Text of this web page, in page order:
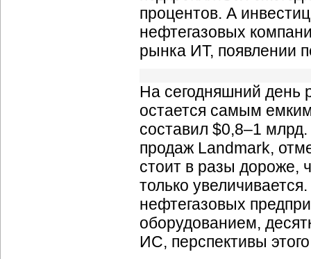
процентов. А
нефтегазовых
рынка ИТ, появлении
На сегодняшний день
остается самым
составил $0,8–1
продаж Landmark,
стоит в разы дороже,
только
нефтегазовых
оборудованием,
ИС, перспективы